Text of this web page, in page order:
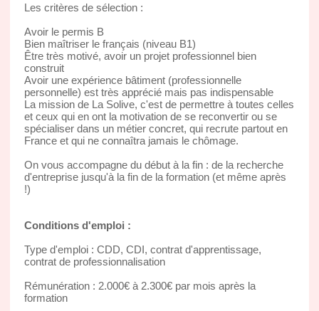
Les critères de sélection :
Avoir le permis B
Bien maîtriser le français (niveau B1)
Être très motivé, avoir un projet professionnel bien
construit
Avoir une expérience bâtiment (professionnelle
personnelle) est très apprécié mais pas indispensable
La mission de La Solive, c'est de permettre à toutes celles
et ceux qui en ont la motivation de se reconvertir ou se
spécialiser dans un métier concret, qui recrute partout en
France et qui ne connaîtra jamais le chômage.
On vous accompagne du début à la fin : de la recherche
d'entreprise jusqu'à la fin de la formation (et même après
!)
Conditions d'emploi :
Type d'emploi : CDD, CDI, contrat d'apprentissage,
contrat de professionnalisation
Rémunération : 2.000€ à 2.300€ par mois après la
formation